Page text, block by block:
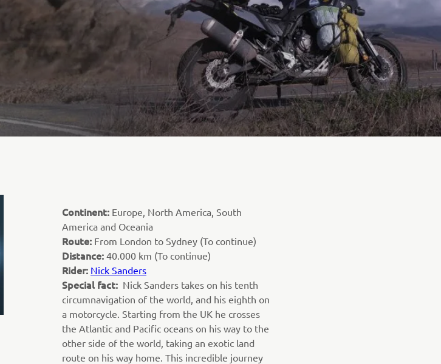
Continent: Europe, North America, South
America and Oceania
Route: From London to Sydney (To continue)
Distance: 40.000 km (To continue)
Rider: Nick Sanders
Special fact: Nick Sanders takes on his tenth
circumnavigation of the world, and his eighth on
a motorcycle. Starting from the UK he crosses
the Atlantic and Pacific oceans on his way to the
other side of the world, taking an exotic land
route on his way home. This incredible journey